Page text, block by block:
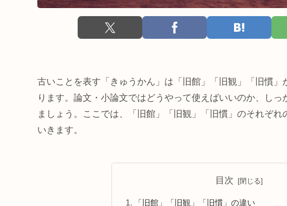
古いことを表す「きゅうかん」は「旧館」「旧観」「旧慣
ります。論文・小論文ではどうやって使えばいいのか、し
ましょう。ここでは、「旧館」「旧観」「旧慣」のそれぞ
いきます。
目次
「旧館」「旧観」「旧慣」の違い